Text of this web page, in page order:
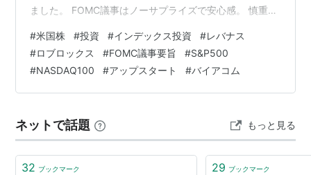
ました。 FOMC議事はノーサプライズで安心感。 慎重な
成長鈍化懸念で下落。 *1 毎日レバナスとレバFANGに積
立しグロース株中心に投資をしているサラリーマン投資
家のうみひろ（@uminoxhiro)です。現在個別株で一番比
率が高い銘柄はパランティア【PLTR】です。 ブログを読
国…
#米国株 #投資 #インデックス投資 #レバナス
#ロブロックス #FOMC議事要旨 #S&P500
#NASDAQ100 #アップスタート #バイアコム
ネットで話題 もっと見る
32 ブックマーク 29 ブックマーク